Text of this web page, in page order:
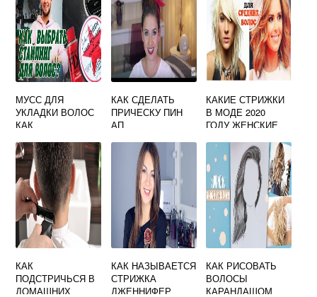
МУСС ДЛЯ
УКЛАДКИ ВОЛОС
КАК
КАК СДЕЛАТЬ
ПРИЧЕСКУ ПИН
АП
КАКИЕ СТРИЖКИ
В МОДЕ 2020
ГОДУ ЖЕНСКИЕ
ВОЛОСЫ
КАК
ПОДСТРИЧЬСЯ В
ДОМАШНИХ
КАК НАЗЫВАЕТСЯ
СТРИЖКА
ДЖЕННИФЕР
КАК РИСОВАТЬ
ВОЛОСЫ
КАРАНДАШОМ